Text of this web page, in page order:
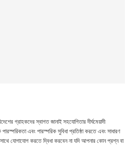
গ্রাহকদের স্বাগত জানাই সহযোগিতার দীর্ঘমেয়াদী
এবং পারস্পরিক সুবিধা প্রতিষ্ঠা করতে এবং সাধারণ
যোগাযোগ করতে দ্বিধা করবেন না যদি আপনার কোন প্রশ্ন বা